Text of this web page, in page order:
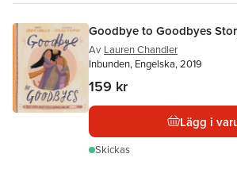
Goodbye to Goodbyes
Av Lauren Chandler
Inbunden, Engelska, 2019
159 kr
Lägg i
Skickas